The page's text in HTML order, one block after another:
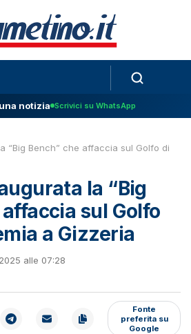
notizia Scrivici su WhatsApp
“Big Bench” che affaccia sul Golfo di
la “Big
sul Golfo
a Gizzeria
alle 07:28
Fonte
preferita su
Google